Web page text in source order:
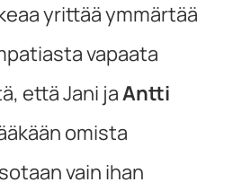
yrittää ymmärtää
vapaata
että Jani jaAntti
omista
vain ihan